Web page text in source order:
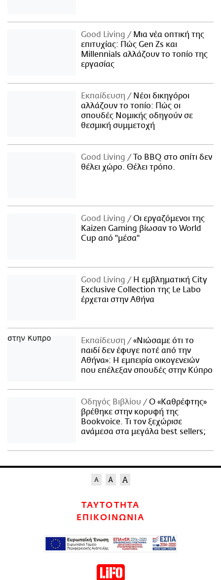
Good Living
Μια νέα οπτική της
επιτυχίας: Πώς Gen Zs και
Millennials αλλάζουν το τοπίο της
εργασίας
Εκπαίδευση
Νέοι δικηγόροι
αλλάζουν το τοπίο: Πώς οι
σπουδές Νομικής οδηγούν σε
θεσμική συμμετοχή
Good Living
Το BBQ στο σπίτι δεν
θέλει χώρο. Θέλει τρόπο.
Good Living
Οι εργαζόμενοι της
Kaizen Gaming βίωσαν το World
Cup από "μέσα"
Good Living
Η εμβληματική City
Exclusive Collection της Le Labo
έρχεται στην Αθήνα
Εκπαίδευση
«Νιώσαμε ότι το
παιδί δεν έφυγε ποτέ από την
Αθήνα»: Η εμπειρία οικογενειών
που επέλεξαν σπουδές στην Κύπρο
Οδηγός Βιβλίου
Ο «Καθρέφτης»
βρέθηκε στην κορυφή της
Bookvoice. Τι τον ξεχώρισε
ανάμεσα στα μεγάλα best sellers;
ΤΑΥΤΟΤΗΤΑ
ΕΠΙΚΟΙΝΩΝΙΑ